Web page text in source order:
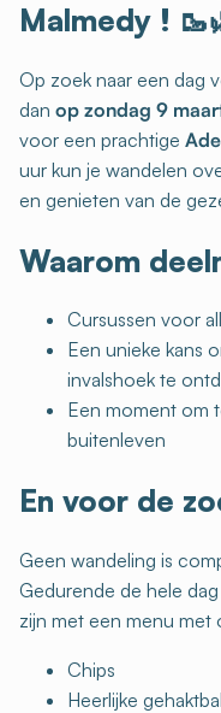
Malmedy !
Op zoek naar een dag
dan op zondag 9
voor een prachtige
uur kun je wandelen
en genieten van de
Waarom
Cursussen voor
Een unieke kans
invalshoek te
Een moment om
buitenleven
En voor de
Geen wandeling is
Gedurende de hele
zijn met een menu met
Chips
Heerlijke